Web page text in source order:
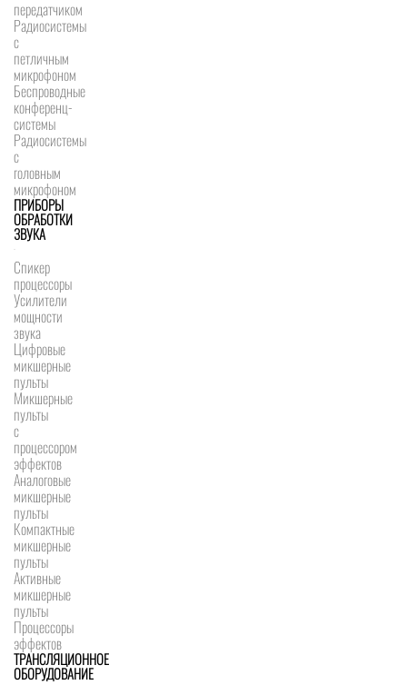
передатчиком
Радиосистемы
с
петличным
микрофоном
Беспроводные
конференц-
системы
Радиосистемы
с
головным
микрофоном
ПРИБОРЫ
ОБРАБОТКИ
ЗВУКА
Спикер
процессоры
Усилители
мощности
звука
Цифровые
микшерные
пульты
Микшерные
пульты
с
процессором
эффектов
Аналоговые
микшерные
пульты
Компактные
микшерные
пульты
Активные
микшерные
пульты
Процессоры
эффектов
ТРАНСЛЯЦИОННОЕ
ОБОРУДОВАНИЕ